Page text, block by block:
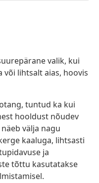
valik, kui
või lihtsalt aias, hoovis
tuntud ka kui
hooldust nõudev
välja nagu
kaaluga, lihtsasti
ja
tõttu kasutatakse